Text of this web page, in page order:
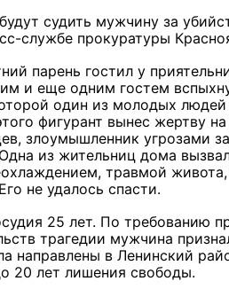
судить мужчину за
службе прокуратуры
парень гостил у
и еще одним гостем
один из молодых
фигурант вынес жертву
злоумышленник угрозами
из жительниц дома
травмой
не удалось спасти.
25 лет. По требованию
трагедии мужчина
направлены в Ленинский
20 лет лишения свободы.